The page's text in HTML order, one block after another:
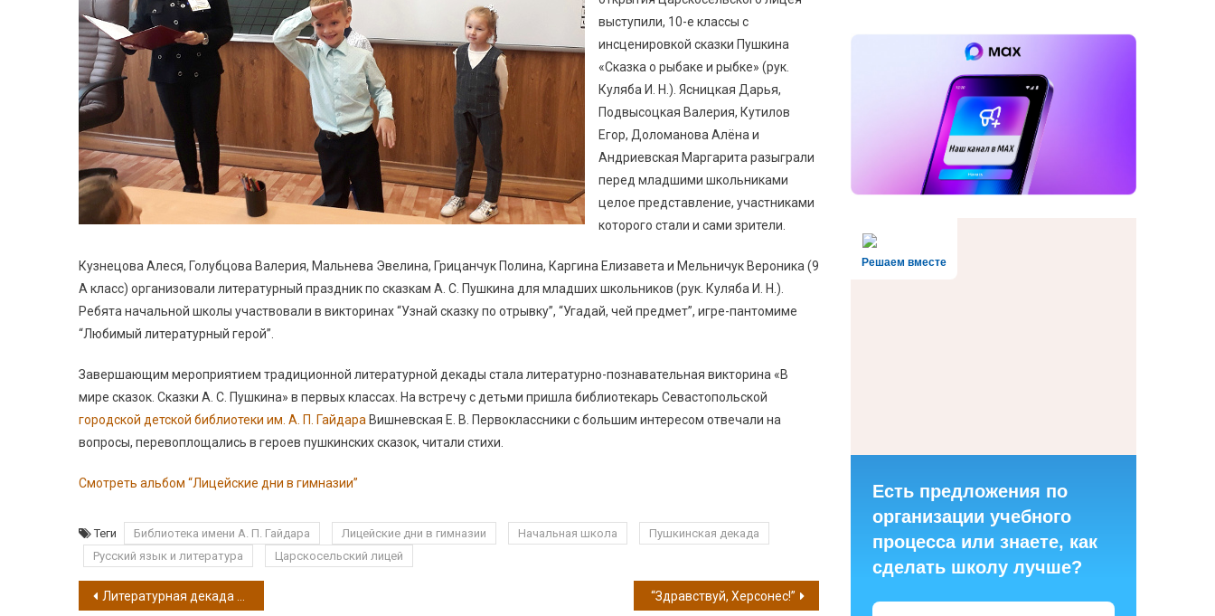
выступили, 10-е классы с
инсценировкой сказки Пушкина
«Сказка о рыбаке и рыбке» (рук.
Куляба И. Н.). Ясницкая Дарья,
Подвысоцкая Валерия, Кутилов
Егор, Доломанова Алёна и
Андриевская Маргарита разыграли
перед младшими школьниками
целое представление, участниками
которого стали и сами зрители.
Кузнецова Алеся, Голубцова Валерия, Мальнева Эвелина, Грицанчук Полина, Каргина Елизавета и Мельничук Вероника (9
А класс) организовали литературный праздник по сказкам А. С. Пушкина для младших школьников (рук. Куляба И. Н.).
Ребята начальной школы участвовали в викторинах “Узнай сказку по отрывку”, “Угадай, чей предмет”, игре-пантомиме
“Любимый литературный герой”.
Завершающим мероприятием традиционной литературной декады стала литературно-познавательная викторина «В
мире сказок. Сказки А. С. Пушкина» в первых классах. На встречу с детьми пришла библиотекарь Севастопольской
городской детской библиотеки им. А. П. Гайдара Вишневская Е. В. Первоклассники с большим интересом отвечали на
вопросы, перевоплощались в героев пушкинских сказок, читали стихи.
Смотреть альбом “Лицейские дни в гимназии”
Теги Библиотека имени А. П. Гайдара Лицейские дни в гимназии Начальная школа
Пушкинская декада
Русский язык и литература
Царскосельский лицей
Навигация по записям
Литературная декада в 5-х классах “Здравствуй, Херсонес!”
Решаем вместе
Есть предложения по
организации учебного
процесса или знаете, как
сделать школу лучше?